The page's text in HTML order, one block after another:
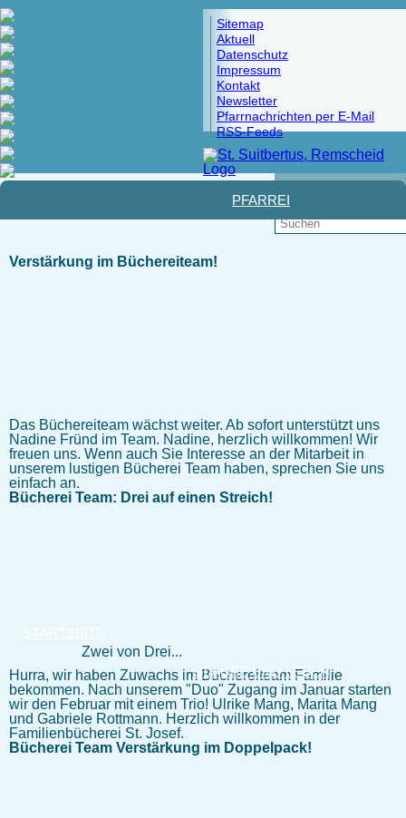
Sitemap
Aktuell
Datenschutz
Impressum
Kontakt
Newsletter
Pfarrnachrichten per E-Mail
RSS-Feeds
PFARREI
GLAUBE UND LEBEN
Verstärkung im Büchereiteam!
Das Büchereiteam wächst weiter. Ab sofort unterstützt uns
Nadine Fründ im Team. Nadine, herzlich willkommen! Wir
freuen uns. Wenn auch Sie Interesse an der Mitarbeit in
unserem lustigen Bücherei Team haben, sprechen Sie uns
einfach an.
Bücherei Team: Drei auf einen Streich!
Zwei von Drei...
Hurra, wir haben Zuwachs im Büchereiteam Familie
bekommen. Nach unserem "Duo" Zugang im Januar starten
wir den Februar mit einem Trio! Ulrike Mang, Marita Mang
und Gabriele Rottmann. Herzlich willkommen in der
Familienbücherei St. Josef.
Bücherei Team Verstärkung im Doppelpack!